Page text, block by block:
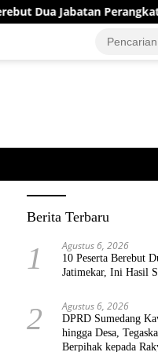
Dua Jabatan Perangkat
Berita Terbaru
1 Agustus 6, 2026
10 Peserta Berebut
Jatimekar, Ini Hasil
2 Agustus 6, 2026
DPRD Sumedang
hingga Desa,
Berpihak kepada